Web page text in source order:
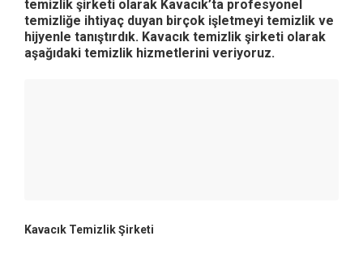
temizlik şirketi olarak Kavacık’ta profesyonel
temizliğe ihtiyaç duyan birçok işletmeyi temizlik ve
hijyenle tanıştırdık. Kavacık temizlik şirketi olarak
aşağıdaki temizlik hizmetlerini veriyoruz.
Kavacık Temizlik Şirketi